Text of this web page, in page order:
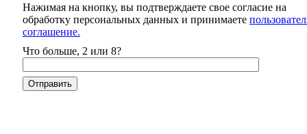
Нажимая на кнопку, вы подтверждаете свое согласие на
обработку персональных данных и принимаете
соглашение.
Что больше, 2 или 8?